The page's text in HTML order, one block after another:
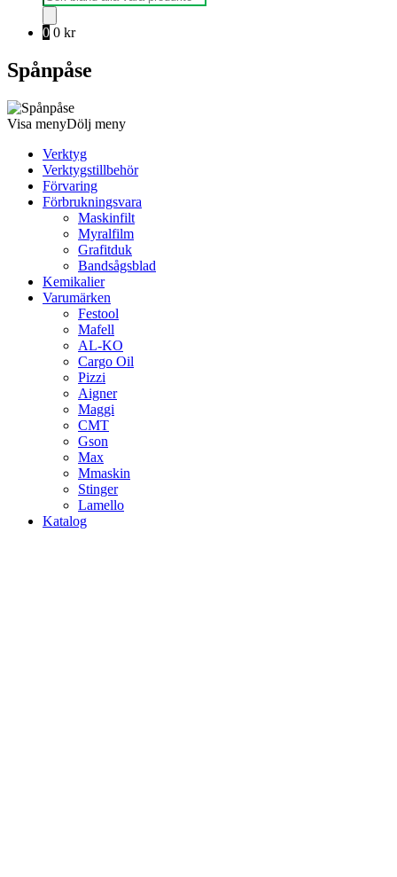
0 0 kr
Spånpåse
Visa menyDölj meny
Verktyg
Verktygstillbehör
Förvaring
Förbrukningsvara
Maskinfilt
Myralfilm
Grafitduk
Bandsågsblad
Kemikalier
Varumärken
Festool
Mafell
AL-KO
Cargo Oil
Pizzi
Aigner
Maggi
CMT
Gson
Max
Mmaskin
Stinger
Lamello
Katalog